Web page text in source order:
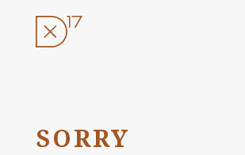
tartalomhoz
SORRY